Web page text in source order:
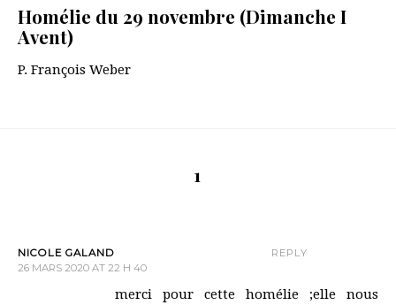
Homélie du 29 novembre (Dimanche I
Avent)
P. François Weber
1
NICOLE GALAND
REPLY
26 MARS 2020 AT 22 H 40
merci pour cette homélie ;elle nous